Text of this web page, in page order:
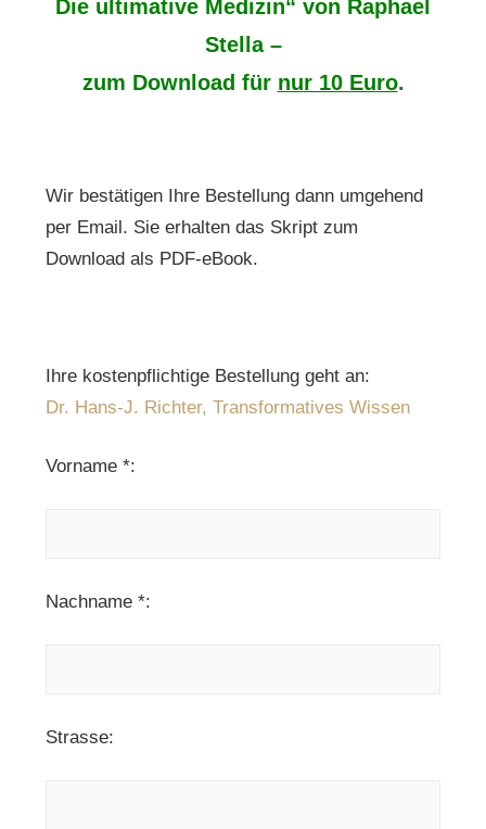
Die ultimative Medizin“ von Raphael
Stella –
zum Download für nur 10 Euro.
Wir bestätigen Ihre Bestellung dann umgehend
per Email. Sie erhalten das Skript zum
Download als PDF-eBook.
Ihre kostenpflichtige Bestellung geht an:
Dr. Hans-J. Richter, Transformatives Wissen
Vorname *:
Nachname *:
Strasse: